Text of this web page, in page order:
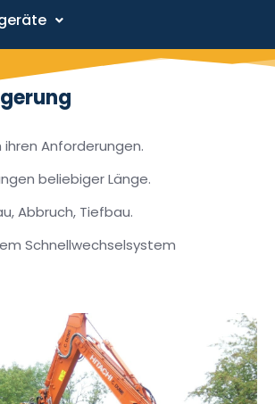
ihren Anforderungen.
beliebiger Länge.
Abbruch, Tiefbau.
Schnellwechselsystem